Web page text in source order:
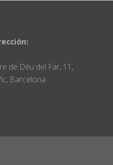
de Déu del Far, 11,
Barcelona